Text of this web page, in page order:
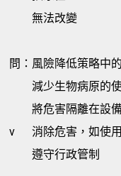
無法改變
問：風險降低策略中
減少生物病原的
將危害隔離在設
v
消除危害，如使
遵守行政管制